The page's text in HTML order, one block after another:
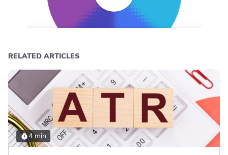
RELATED ARTICLES
4 min